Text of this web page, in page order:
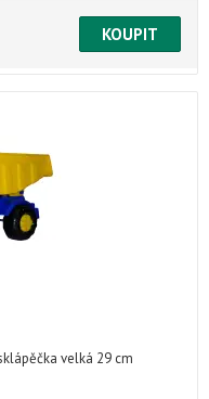
velká 29 cm